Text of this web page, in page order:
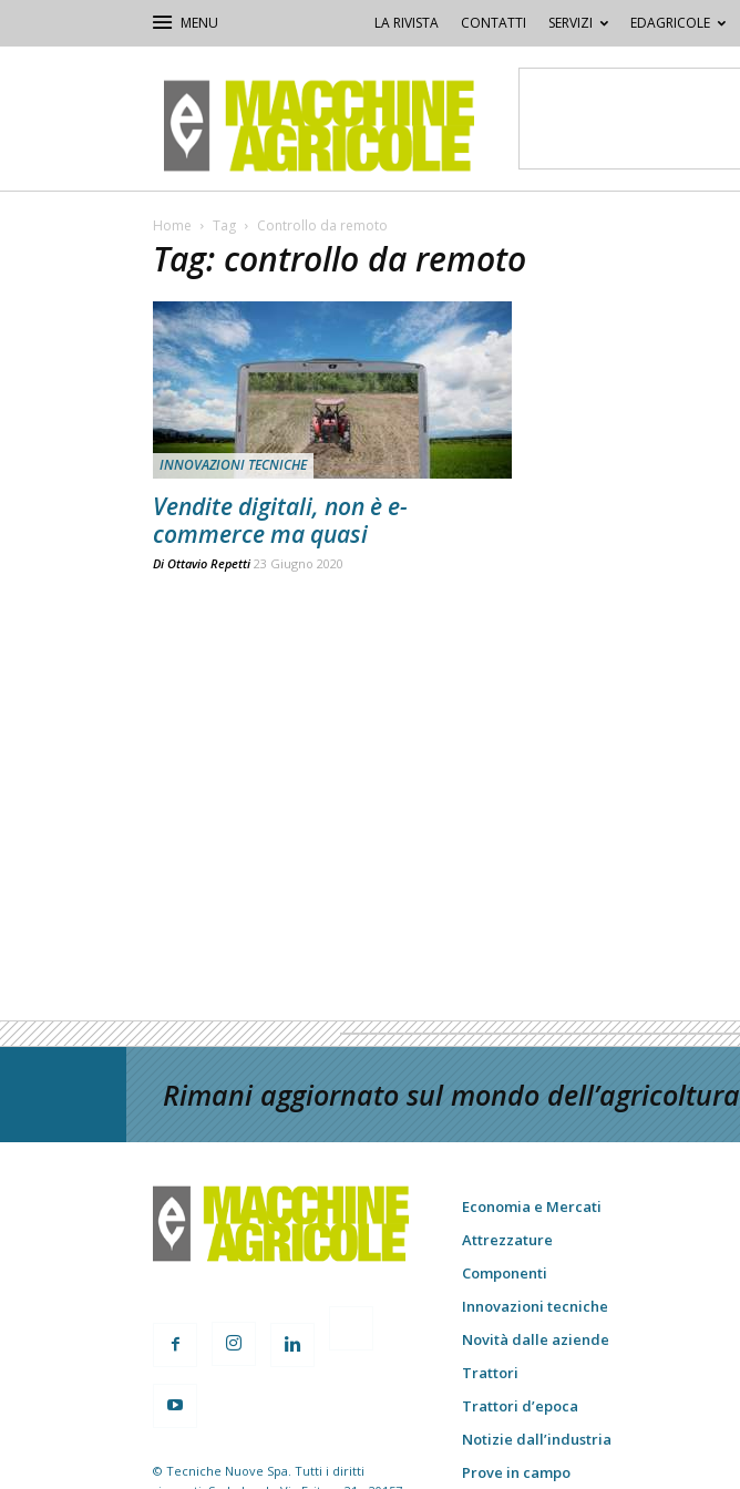
LA RIVISTA CONTATTI SERVIZI EDAGRICOLE
Macchine
Agricole
Home Tag Controllo da remoto
Tag: controllo da remoto
INNOVAZIONI TECNICHE
Vendite digitali, non è e-
commerce ma quasi
Di Ottavio Repetti 23 Giugno 2020
Rimani aggiornato sul mondo dell’agricoltura
© Tecniche Nuove Spa. Tutti i diritti
Economia e Mercati
Attrezzature
Componenti
Innovazioni tecniche
Novità dalle aziende
Trattori
Trattori d’epoca
Notizie dall’industria
Prove in campo